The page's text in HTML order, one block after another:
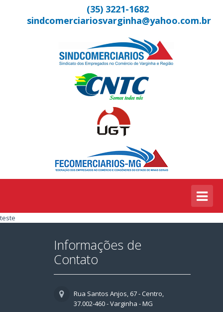
(35) 3221-1682
sindcomerciariosvarginha@yahoo.com.br
teste
Informações de
Contato
Rua Santos Anjos, 67 - Centro,
37.002-460 - Varginha - MG